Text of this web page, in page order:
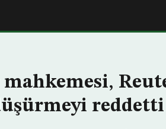
reddetti